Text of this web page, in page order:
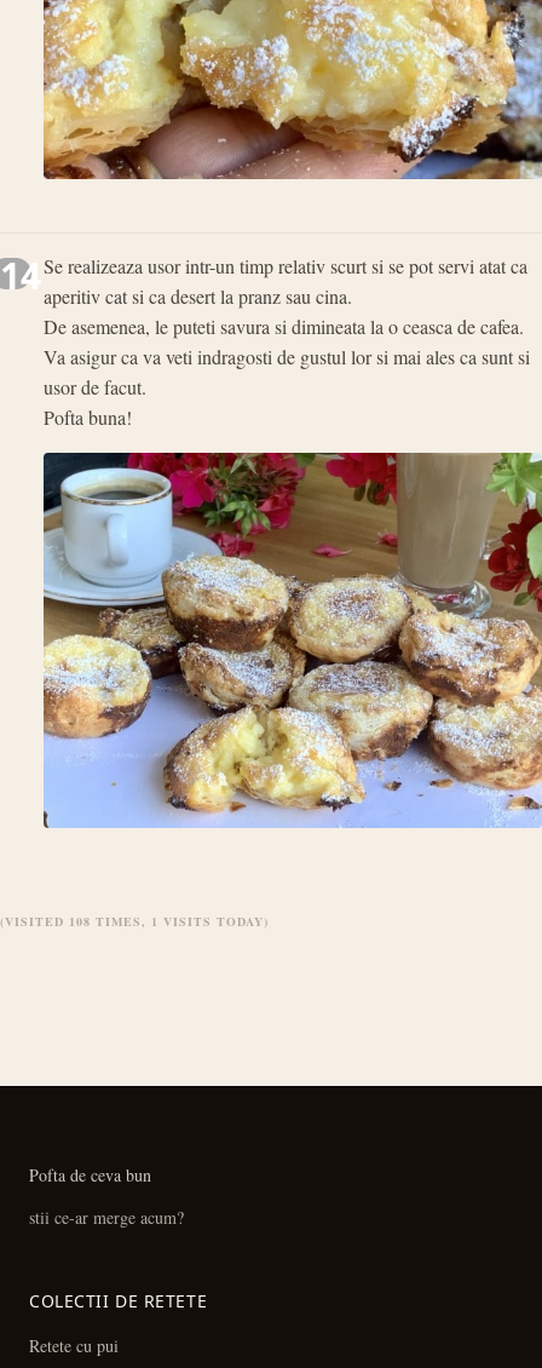
14Se realizeaza usor intr-un timp relativ scurt si se pot servi atat ca
aperitiv cat si ca desert la pranz sau cina.
De asemenea, le puteti savura si dimineata la o ceasca de cafea.
Va asigur ca va veti indragosti de gustul lor si mai ales ca sunt si
usor de facut.
Pofta buna!
(VISITED 108 TIMES, 1 VISITS TODAY)
Pofta de ceva bun
stii ce-ar merge acum?
COLECTII DE RETETE
Retete cu pui